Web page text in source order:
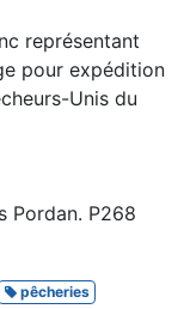
représentant
pour expédition
Unis du
Pordan. P268
pêcheries